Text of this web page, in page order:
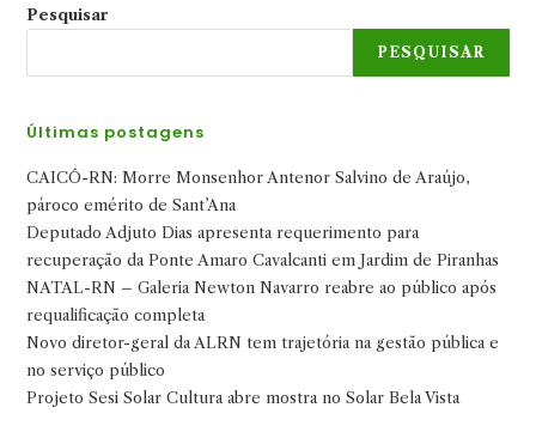
Pesquisar
PESQUISAR
Últimas postagens
CAICÓ-RN: Morre Monsenhor Antenor Salvino de Araújo,
pároco emérito de Sant’Ana
Deputado Adjuto Dias apresenta requerimento para
recuperação da Ponte Amaro Cavalcanti em Jardim de Piranhas
NATAL-RN – Galeria Newton Navarro reabre ao público após
requalificação completa
Novo diretor-geral da ALRN tem trajetória na gestão pública e
no serviço público
Projeto Sesi Solar Cultura abre mostra no Solar Bela Vista